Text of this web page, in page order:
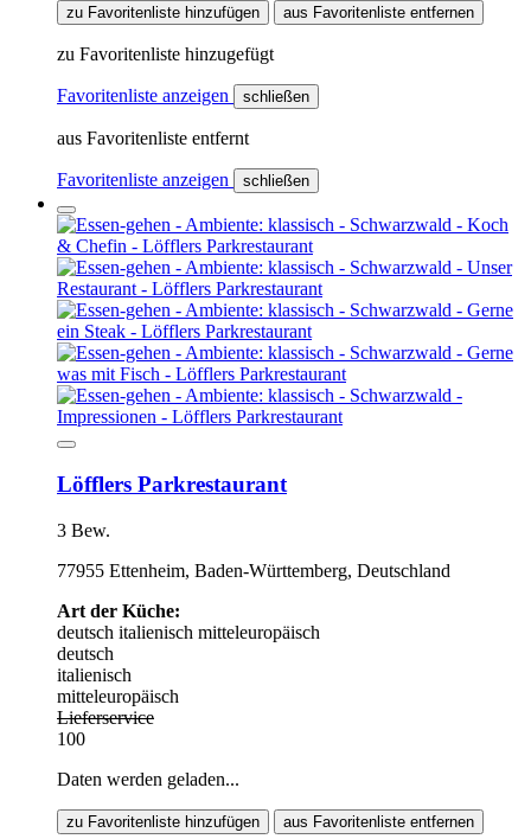
zu Favoritenliste hinzufügen aus Favoritenliste entfernen
zu Favoritenliste hinzugefügt
Favoritenliste anzeigen schließen
aus Favoritenliste entfernt
Favoritenliste anzeigen schließen
Löfflers Parkrestaurant
3 Bew.
77955 Ettenheim, Baden-Württemberg, Deutschland
Art der Küche:
deutsch italienisch mitteleuropäisch
deutsch
italienisch
mitteleuropäisch
Lieferservice
100
Daten werden geladen...
zu Favoritenliste hinzufügen aus Favoritenliste entfernen